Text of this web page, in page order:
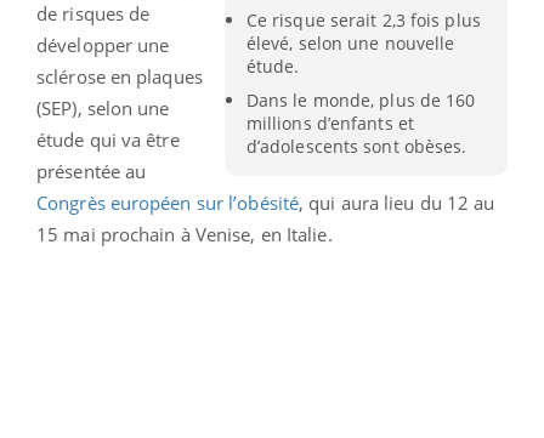
Ce risque serait 2,3 fois plus
élevé, selon une nouvelle
étude.
Dans le monde, plus de 160
millions d’enfants et
d’adolescents sont obèses.
de risques de
développer une
sclérose en plaques
(SEP), selon une
étude qui va être
présentée au
Congrès européen sur l’obésité, qui aura lieu du 12 au
15 mai prochain à Venise, en Italie.